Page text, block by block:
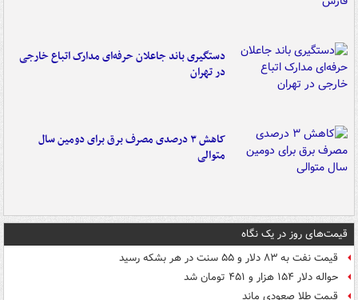
دستگیری باند جاعلان حرفه‌ای مدارک اتباع خارجی
در تهران
کاهش ۳ درصدی مصرف برق برای دومین سال
متوالی
قیمت‌های روز در یک نگاه
قیمت نفت به ۸۳ دلار و ۵۵ سنت در هر بشکه رسید
حواله دلار ۱۵۴ هزار و ۴۵۱ تومان شد
قیمت طلا صعودی ماند